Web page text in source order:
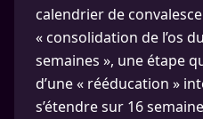
calendrier de
« consolidation de l’os
semaines », une étape
d’une « rééducation »
s’étendre sur 16